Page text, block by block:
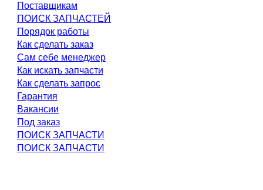
Поставщикам
ПОИСК ЗАПЧАСТЕЙ
Порядок работы
Как сделать заказ
Сам себе менеджер
Как искать запчасти
Как сделать запрос
Гарантия
Вакансии
Под заказ
ПОИСК ЗАПЧАСТИ
ПОИСК ЗАПЧАСТИ